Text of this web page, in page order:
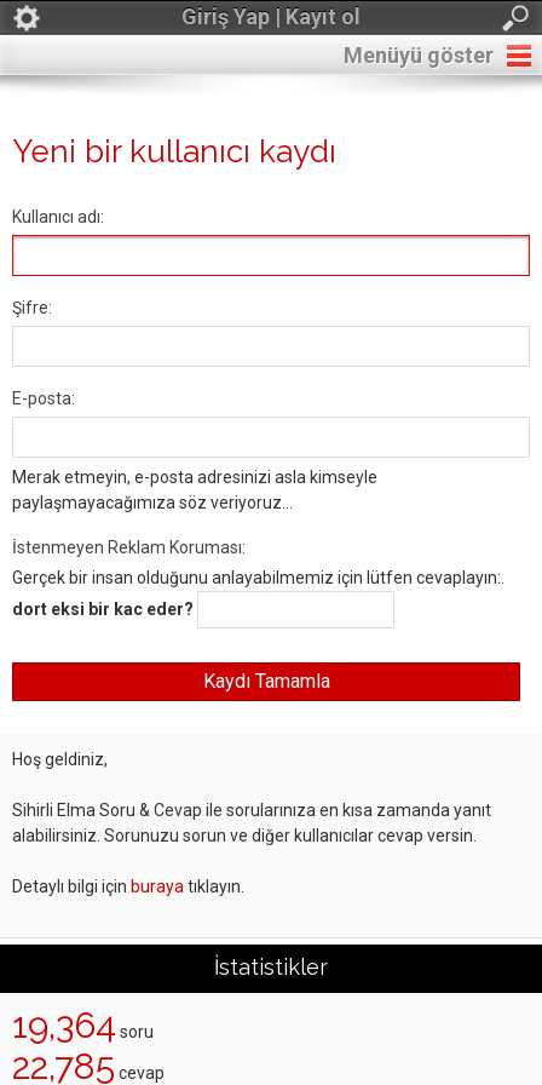
Giriş Yap | Kayıt ol
Menüyü göster
Yeni bir kullanıcı kaydı
Kullanıcı adı:
Şifre:
E-posta:
Merak etmeyin, e-posta adresinizi asla kimseyle
paylaşmayacağımıza söz veriyoruz...
İstenmeyen Reklam Koruması:
Gerçek bir insan olduğunu anlayabilmemiz için lütfen cevaplayın:.
dort eksi bir kac eder?
Hoş geldiniz,
Sihirli Elma Soru & Cevap ile sorularınıza en kısa zamanda yanıt
alabilirsiniz. Sorunuzu sorun ve diğer kullanıcılar cevap versin.
Detaylı bilgi için buraya tıklayın.
İstatistikler
19,364 soru
22,785 cevap